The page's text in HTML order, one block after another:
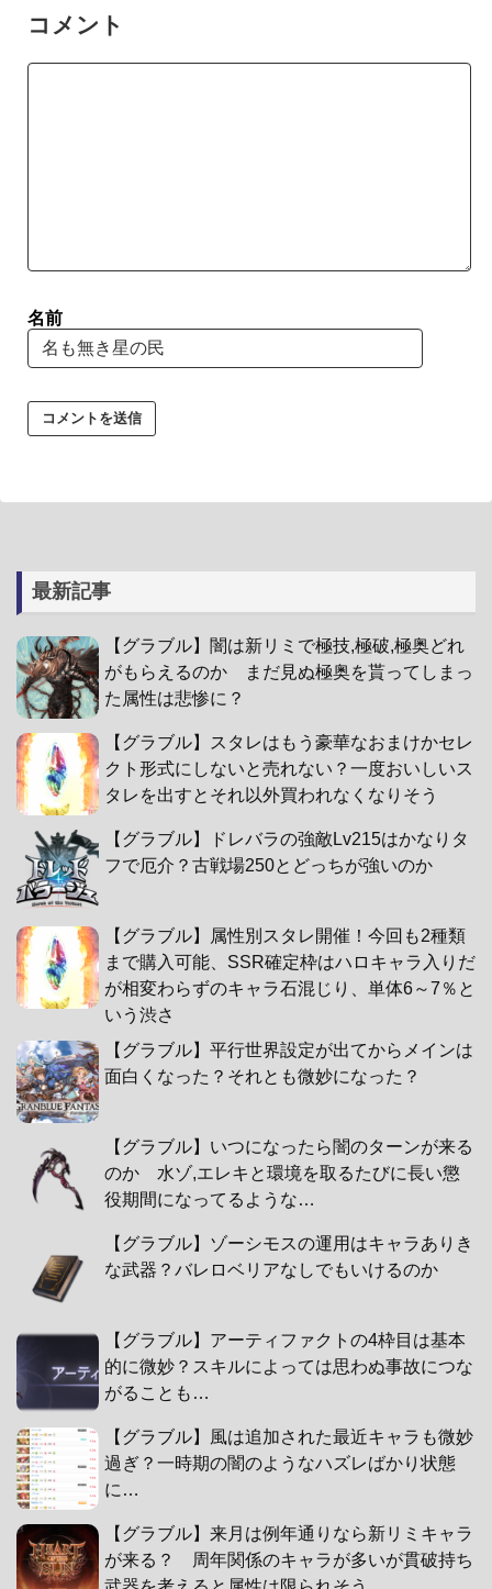
コメント
名前
最新記事
【グラブル】闇は新リミで極技,極破,極奥どれ
がもらえるのか まだ見ぬ極奥を貰ってしまっ
た属性は悲惨に？
【グラブル】スタレはもう豪華なおまけかセレ
クト形式にしないと売れない？一度おいしいス
タレを出すとそれ以外買われなくなりそう
【グラブル】ドレバラの強敵Lv215はかなりタ
フで厄介？古戦場250とどっちが強いのか
【グラブル】属性別スタレ開催！今回も2種類
まで購入可能、SSR確定枠はハロキャラ入りだ
が相変わらずのキャラ石混じり、単体6～7％と
いう渋さ
【グラブル】平行世界設定が出てからメインは
面白くなった？それとも微妙になった？
【グラブル】いつになったら闇のターンが来る
のか 水ゾ,エレキと環境を取るたびに長い懲
役期間になってるような…
【グラブル】ゾーシモスの運用はキャラありき
な武器？バレロベリアなしでもいけるのか
【グラブル】アーティファクトの4枠目は基本
的に微妙？スキルによっては思わぬ事故につな
がることも…
【グラブル】風は追加された最近キャラも微妙
過ぎ？一時期の闇のようなハズレばかり状態
に…
【グラブル】来月は例年通りなら新リミキャラ
が来る？ 周年関係のキャラが多いが貫破持ち